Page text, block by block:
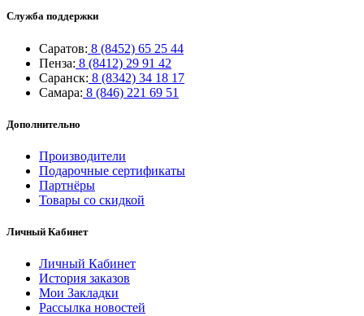
Служба поддержки
Саратов: 8 (8452) 65 25 44
Пенза: 8 (8412) 29 91 42
Саранск: 8 (8342) 34 18 17
Самара: 8 (846) 221 69 51
Дополнительно
Производители
Подарочные сертификаты
Партнёры
Товары со скидкой
Личный Кабинет
Личный Кабинет
История заказов
Мои Закладки
Рассылка новостей